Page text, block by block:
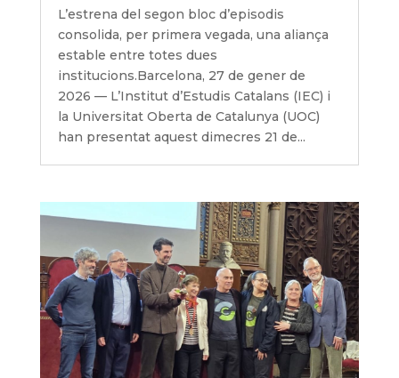
L’estrena del segon bloc d’episodis
consolida, per primera vegada, una aliança
estable entre totes dues
institucions.Barcelona, 27 de gener de
2026 — L’Institut d’Estudis Catalans (IEC) i
la Universitat Oberta de Catalunya (UOC)
han presentat aquest dimecres 21 de...